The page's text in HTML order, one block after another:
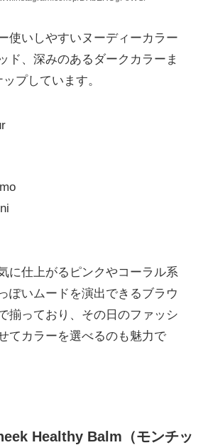
使いしやすいヌーディーカラー
ド、深みのあるダークカラーま
プしています。
に仕上がるピンクやコーラル系
ぽいムードを演出できるブラウ
揃っており、その日のファッシ
てカラーを選べるのも魅力で
Healthy Balm（モンチッ